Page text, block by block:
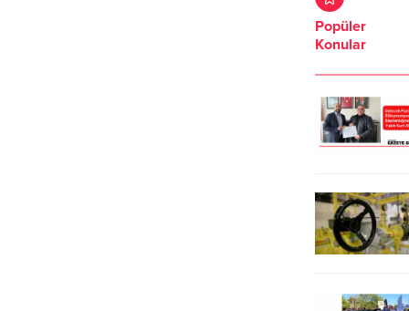
gerçekleştirilecek. Tekirdağ’da 19
Mayıs Gençlik ve Spor Bayramı bir
başka kutlanacak. Tekirdağ’ın genç
Mayıs coşkusu Süleymanpaşa
sokaklarından tüm Tekirdağ’a
yayılacak. Edis ve Ziynet Sali’nin
Popüler
Konular